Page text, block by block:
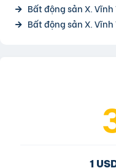
Bất động sản X.
Bất động sản X. Vĩnh
1